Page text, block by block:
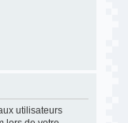
utilisateurs